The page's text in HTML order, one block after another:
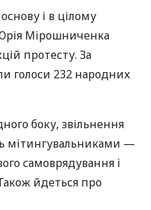
і в цілому
Мірошниченка
протесту. За
голоси 232 народних
боку, звільнення
мітингувальниками —
самоврядування і
йдеться про